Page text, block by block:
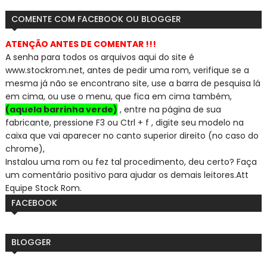
COMENTE COM FACEBOOK OU BLOGGER
ATENÇÃO ANTES DE COMENTAR !!!
A senha para todos os arquivos aqui do site é
www.stockrom.net, antes de pedir uma rom, verifique se a
mesma já não se encontrano site, use a barra de pesquisa lá
em cima, ou use o menu, que fica em cima também,
(aquela barrinha verde) , entre na página de sua
fabricante, pressione F3 ou Ctrl + f , digite seu modelo na
caixa que vai aparecer no canto superior direito (no caso do
chrome),
Instalou uma rom ou fez tal procedimento, deu certo? Faça
um comentário positivo para ajudar os demais leitores.Att
Equipe Stock Rom.
FACEBOOK
BLOGGER